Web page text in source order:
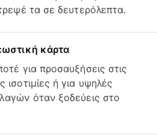
τα σε δευτερόλεπτα.
κάρτα
για προσαυξήσεις στις
ισοτιμίες ή για υψηλές
όταν ξοδεύεις στο